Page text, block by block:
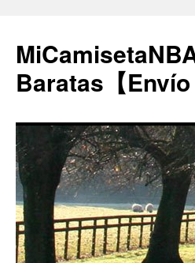
Baratas【Envío